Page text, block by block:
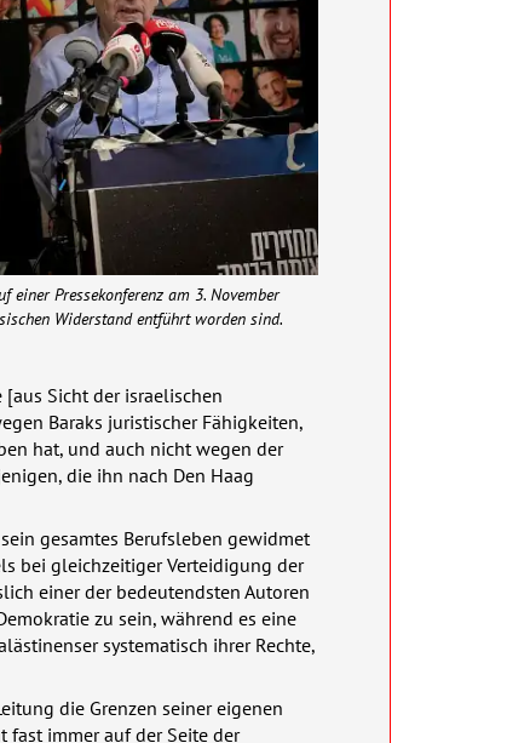
einer Pressekonferenz am 3. November
Widerstand entführt worden sind.
Sicht der israelischen
Baraks juristischer Fähigkeiten,
hat, und auch nicht wegen der
die ihn nach Den Haag
gesamtes Berufsleben gewidmet
bei gleichzeitiger Verteidigung der
einer der bedeutendsten Autoren
zu sein, während es eine
systematisch ihrer Rechte,
die Grenzen seiner eigenen
fast immer auf der Seite der